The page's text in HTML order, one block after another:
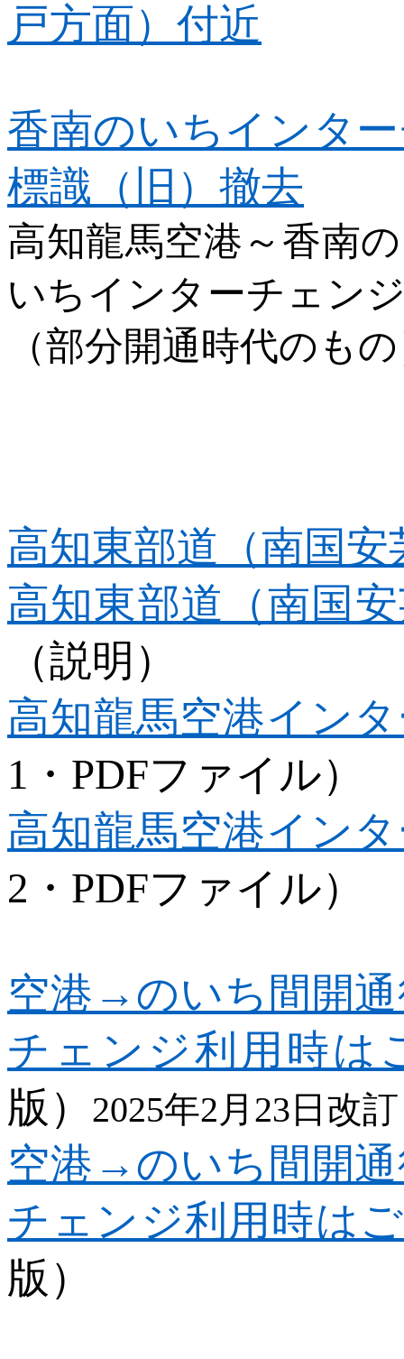
戸方面）付近
香南のいちインタ
標識（旧）撤去
高知龍馬空港～香南
いちインターチェン
（部分開通時代のも
高知東部道（南国
高知東部道（南国
（説明）
高知龍馬空港イン
1 ・ PDFファイル）
高知龍馬空港イン
2 ・ PDFファイル）
空港→のいち間開
チェンジ利用時は
版） 2025年2月 23 日改訂
空港→のいち間開
チェンジ利用時は
版）